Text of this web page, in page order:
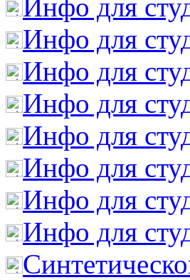
Инфо для
Инфо для
Инфо для
Инфо для
Инфо для
Инфо для
Инфо для
Инфо для